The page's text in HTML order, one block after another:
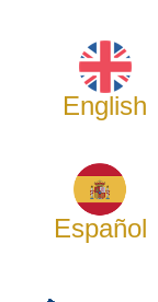
English
Español